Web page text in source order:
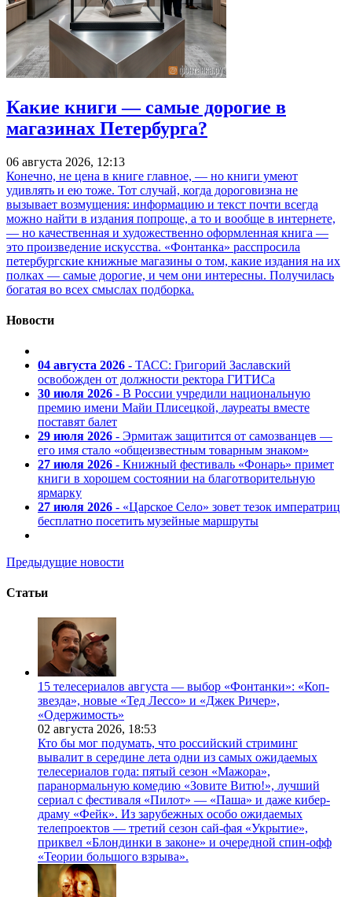
Какие книги — самые дорогие в
магазинах Петербурга?
06 августа 2026, 12:13
Конечно, не цена в книге главное, — но книги умеют
удивлять и ею тоже. Тот случай, когда дороговизна не
вызывает возмущения: информацию и текст почти всегда
можно найти в издания попроще, а то и вообще в интернете,
— но качественная и художественно оформленная книга —
это произведение искусства. «Фонтанка» расспросила
петербургские книжные магазины о том, какие издания на их
полках — самые дорогие, и чем они интересны. Получилась
богатая во всех смыслах подборка.
Новости
04 августа 2026 - ТАСС: Григорий Заславский
освобожден от должности ректора ГИТИСа
30 июля 2026 - В России учредили национальную
премию имени Майи Плисецкой, лауреаты вместе
поставят балет
29 июля 2026 - Эрмитаж защитится от самозванцев —
его имя стало «общеизвестным товарным знаком»
27 июля 2026 - Книжный фестиваль «Фонарь» примет
книги в хорошем состоянии на благотворительную
ярмарку
27 июля 2026 - «Царское Село» зовет тезок императриц
бесплатно посетить музейные маршруты
Предыдущие новости
Статьи
15 телесериалов августа — выбор «Фонтанки»: «Коп-
звезда», новые «Тед Лессо» и «Джек Ричер»,
«Одержимость»
02 августа 2026, 18:53
Кто бы мог подумать, что российский стриминг
вывалит в середине лета одни из самых ожидаемых
телесериалов года: пятый сезон «Мажора»,
паранормальную комедию «Зовите Витю!», лучший
сериал с фестиваля «Пилот» — «Паша» и даже кибер-
драму «Фейк». Из зарубежных особо ожидаемых
телепроектов — третий сезон сай-фая «Укрытие»,
приквел «Блондинки в законе» и очередной спин-офф
«Теории большого взрыва».